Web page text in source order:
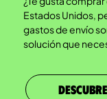
Estados Unidos,
gastos de envío
solución que